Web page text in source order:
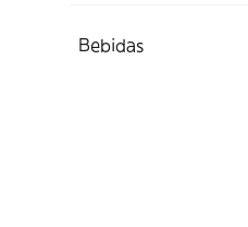
Bebidas